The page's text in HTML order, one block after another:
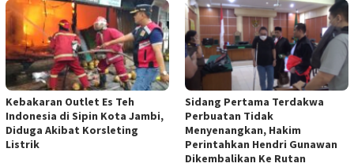
Kebakaran Outlet Es Teh
Indonesia di Sipin Kota Jambi,
Diduga Akibat Korsleting
Listrik
Sidang Pertama Terdakwa
Perbuatan Tidak
Menyenangkan, Hakim
Perintahkan Hendri Gunawan
Dikembalikan Ke Rutan